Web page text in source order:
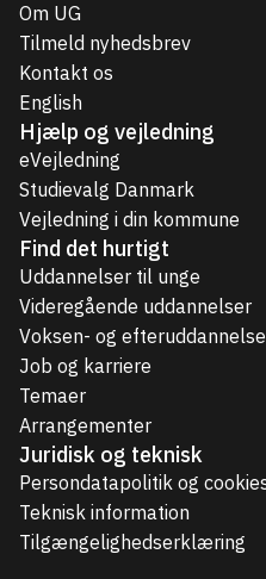
Om UG
Tilmeld nyhedsbrev
Kontakt os
English
Hjælp og vejledning
eVejledning
Studievalg Danmark
Vejledning i din kommune
Find det hurtigt
Uddannelser til unge
Videregående uddannelser
Voksen- og
Job og karriere
Temaer
Arrangementer
Juridisk og teknisk
Persondatapolitik og
Teknisk information
Tilgængelighedserklæring